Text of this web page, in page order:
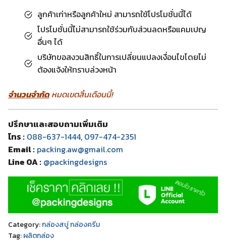
ลูกค้าเก่าหรือลูกค้าใหม่ สามารถใช้โปรโมชั่นนี้ได้
โปรโมชั่นนี้ไม่สามารถใช้ร่วมกับส่วนลดหรือแคมเปญ
อื่นๆ ได้
บริษัทขอสงวนสิทธิ์ในการเปลี่ยนแปลงเงื่อนไขโดยไม่
ต้องแจ้งให้ทราบล่วงหน้า
จำนวนจำกัดหมดเขตสิ้นเดือนนี้!
ปรึกษาและสอบถามเพิ่มเติม
โทร : 088-637-1444, 097-474-2351
Email : packing.aw@gmail.com
Line OA : @packingdesigns
Category:กล่องสบู่ กล่องครีม
Tag:ผลิตกล่อง